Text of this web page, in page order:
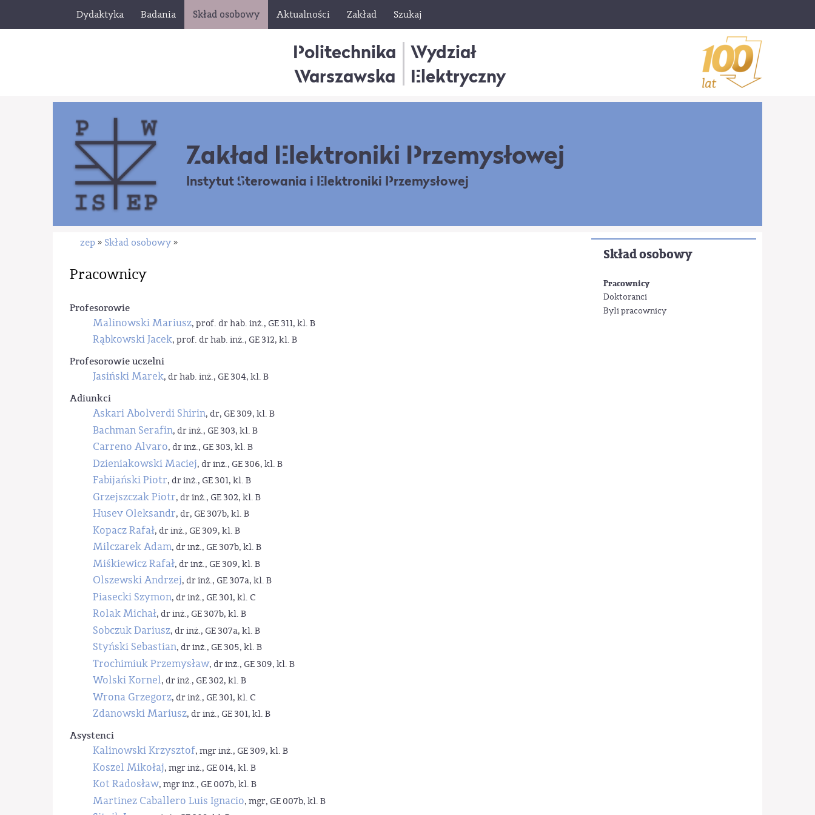
Dydaktyka Badania Skład osobowy Aktualności Zakład Szukaj
Politechnika
Warszawska
Wydział
Elektryczny
Zakład Elektroniki Przemysłowej
Instytut Sterowania i Elektroniki Przemysłowej
Skład osobowy
Pracownicy
Doktoranci
Byli pracownicy
zep » Skład osobowy »
Pracownicy
Profesorowie
Malinowski Mariusz, prof. dr hab. inż., GE 311, kl. B
Rąbkowski Jacek, prof. dr hab. inż., GE 312, kl. B
Profesorowie uczelni
Jasiński Marek, dr hab. inż., GE 304, kl. B
Adiunkci
Askari Abolverdi Shirin, dr, GE 309, kl. B
Bachman Serafin, dr inż., GE 303, kl. B
Carreno Alvaro, dr inż., GE 303, kl. B
Dzieniakowski Maciej, dr inż., GE 306, kl. B
Fabijański Piotr, dr inż., GE 301, kl. B
Grzejszczak Piotr, dr inż., GE 302, kl. B
Husev Oleksandr, dr, GE 307b, kl. B
Kopacz Rafał, dr inż., GE 309, kl. B
Milczarek Adam, dr inż., GE 307b, kl. B
Miśkiewicz Rafał, dr inż., GE 309, kl. B
Olszewski Andrzej, dr inż., GE 307a, kl. B
Piasecki Szymon, dr inż., GE 301, kl. C
Rolak Michał, dr inż., GE 307b, kl. B
Sobczuk Dariusz, dr inż., GE 307a, kl. B
Styński Sebastian, dr inż., GE 305, kl. B
Trochimiuk Przemysław, dr inż., GE 309, kl. B
Wolski Kornel, dr inż., GE 302, kl. B
Wrona Grzegorz, dr inż., GE 301, kl. C
Zdanowski Mariusz, dr inż., GE 301, kl. B
Asystenci
Kalinowski Krzysztof, mgr inż., GE 309, kl. B
Koszel Mikołaj, mgr inż., GE 014, kl. B
Kot Radosław, mgr inż., GE 007b, kl. B
Martinez Caballero Luis Ignacio, mgr, GE 007b, kl. B